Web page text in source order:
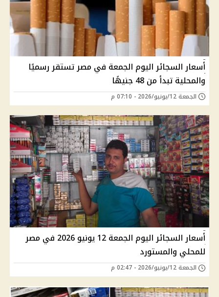
أسعار السجائر اليوم الجمعة في مصر تستقر رسميًا
والمحلية تبدأ من 48 جنيهًا
الجمعة 12/يونيو/2026 - 07:10 م
أسعار السجائر اليوم الجمعة 12 يونيو 2026 في مصر
للمحلي والمستورد
الجمعة 12/يونيو/2026 - 02:47 م